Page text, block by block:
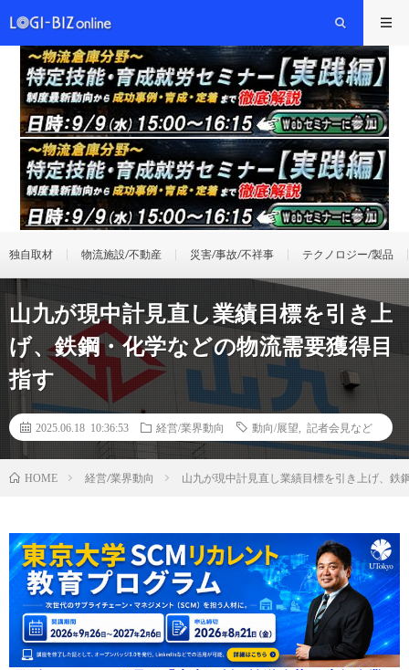
独自取材 物流施設/不動産 災害/事故/不祥事 テクノロジー/製品
山九が現中計見直し業績目標を引き上
げ、鉄鋼・化学などの物流需要獲得目
指す
2025.06.18 10:36:53 経営/業界動向 動向/展望 記者会見など
HOME 経営/業界動向 山九が現中計見直し業績目標を引き上げ、鉄